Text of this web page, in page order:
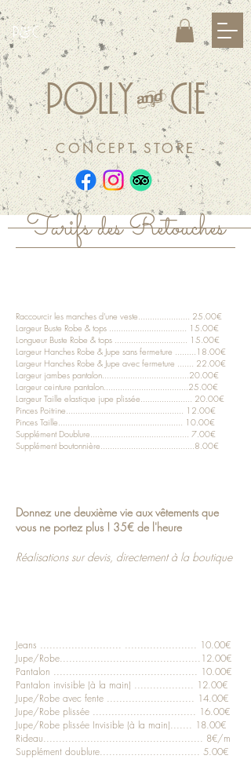
P&C
POLLY&CIE
- CONCEPT STORE -
Tarifs des Retouches
Raccourcir les manches d'une veste...................... 25 .00€
Largeur Buste Robe & tops ................................. 15.00€
Longueur Buste Robe & tops ............................... 15.00€
Largeur Hanches Robe & Jupe sans fermeture .........18.00€
Largeur Hanches Robe & Jupe avec fermeture ....... 22.00€
Largeur jambes pantalon.....................................20.00€
Largeur ceinture pantalon....................................25.00€
Largeur Taille elastique jupe plissée...................... 20.00€
Pinces Poitrine.................................................. 12.00€
Pinces Taille..................................................... 10.00€
Supplément Doublure.......................................... 7.00€
Supplément boutonnière........................................8.00€
Donnez une deuxième vie aux vêtements que
vous ne portez plus ! 35€ de l'heure
Réalisations sur devis, directement à la boutique
Jeans .......................... ....................... 10.00€
Jupe/Robe.............................................12.00€
Pantalon .............................................. 10.00€
Pantalon invisible (à la main) ................... 12.00€
Jupe/Robe avec fente ............................ 14.00€
Jupe/Robe plissée ................................. 16.00€
Jupe/Robe plissée Invisible (à la main)....... 18.00€
Rideau................................................... 8€/m
Supplément doublure................................ 5.00€